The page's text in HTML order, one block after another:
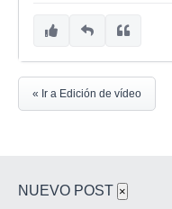
« Ir a Edición de vídeo
NUEVO POST ×